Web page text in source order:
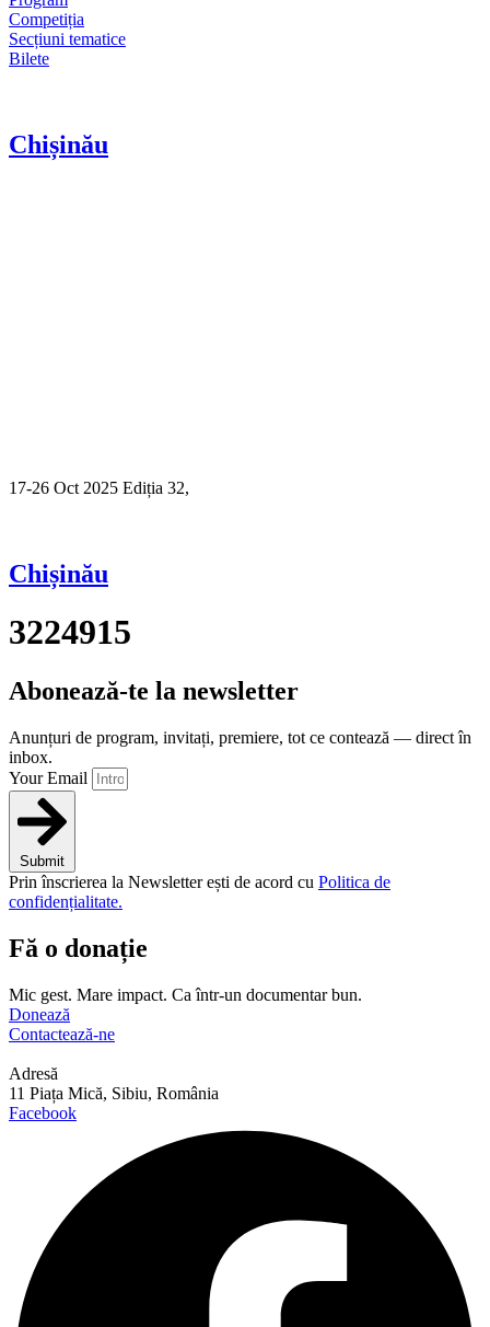
Competiția
Secțiuni tematice
Bilete
Chișinău
17-26 Oct 2025 Ediția 32,
Chișinău
3224915
Abonează-te la newsletter
Anunțuri de program, invitați, premiere, tot ce contează — direct în
inbox.
Your Email
Submit
Prin înscrierea la Newsletter ești de acord cu Politica de
confidențialitate.
Fă o donație
Mic gest. Mare impact. Ca într-un documentar bun.
Donează
Contactează-ne
Adresă
11 Piața Mică, Sibiu, România
Facebook